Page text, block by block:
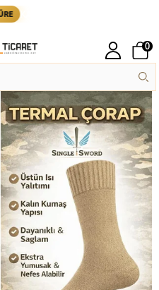
KARGOYA YETİŞMESİ İÇİN KALAN
0